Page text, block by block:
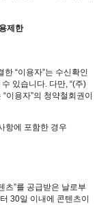
제한
“이용자”는 수신확인
있습니다. 다만, “(주)
이용자”의 청약철회권이
항에 포함한 경우
츠”를 공급받은 날로부
30일 이내에 콘텐츠이